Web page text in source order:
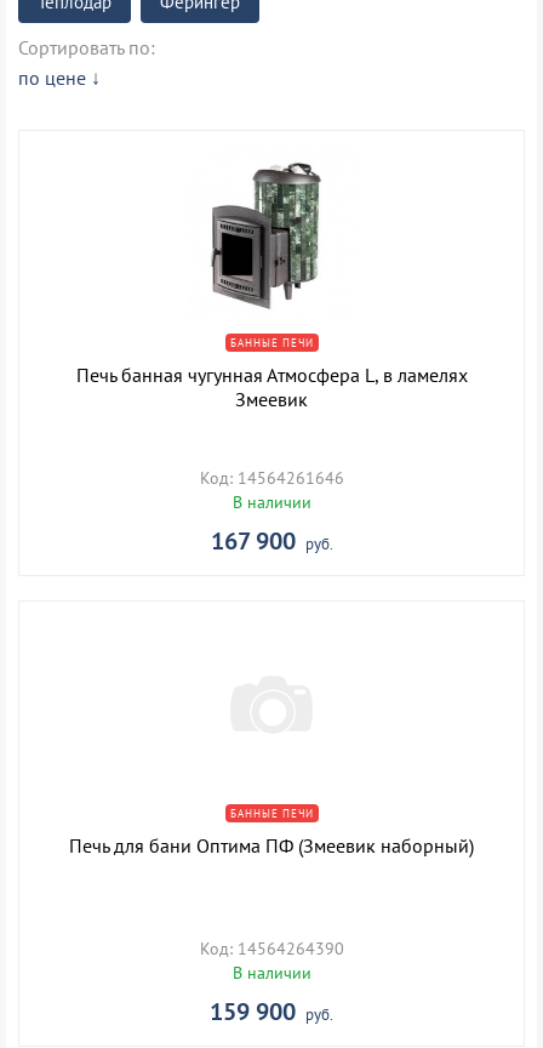
Сортировать по:
по цене
БАННЫЕ ПЕЧИ
Печь банная чугунная Атмосфера L, в ламелях
Змеевик
Код: 14564261646
В наличии
167 900 руб.
БАННЫЕ ПЕЧИ
Печь для бани Оптима ПФ (Змеевик наборный)
Код: 14564264390
В наличии
159 900 руб.